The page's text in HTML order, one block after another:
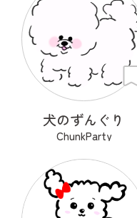
犬のずんぐり
ChunkParty